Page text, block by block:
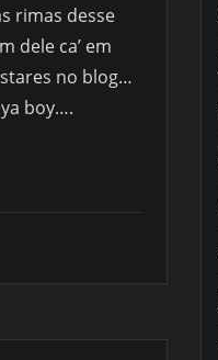
rimas desse
dele ca’ em
no blog…
boy….